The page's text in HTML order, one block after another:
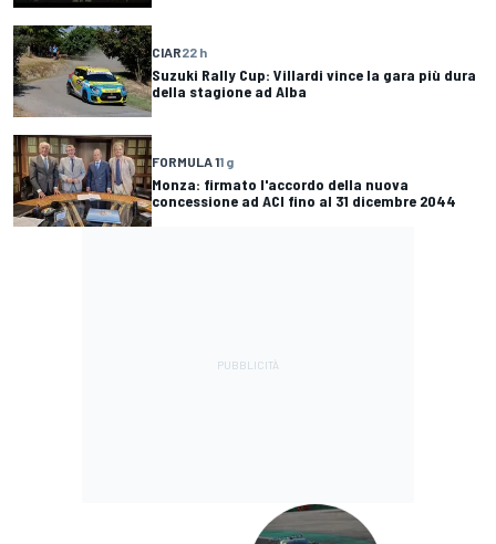
CIAR22 h
Suzuki Rally Cup: Villardi vince la gara più dura
della stagione ad Alba
FORMULA 11 g
Monza: firmato l'accordo della nuova
concessione ad ACI fino al 31 dicembre 2044